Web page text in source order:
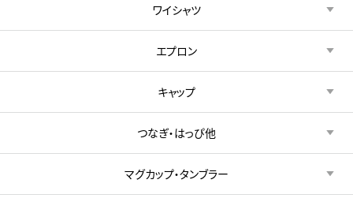
ワイシャツ
エプロン
キャップ
つなぎ・はっぴ他
マグカップ・タンブラー